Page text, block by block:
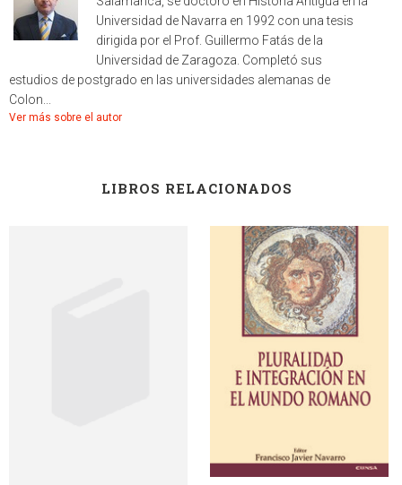
Universidad de Navarra en 1992 con una tesis
dirigida por el Prof. Guillermo Fatás de la
Universidad de Zaragoza. Completó sus
estudios de postgrado en las universidades alemanas de
Colon...
Ver más sobre el autor
LIBROS RELACIONADOS